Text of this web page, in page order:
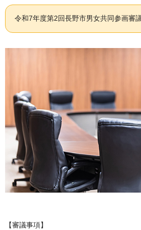
令和7年度第2回長野市男女共同参画審
【審議事項】